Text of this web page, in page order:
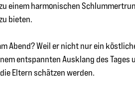
einem harmonischen
bieten.
Abend? Weil er nicht nur ein
entspannten Ausklang des
Eltern schätzen werden.